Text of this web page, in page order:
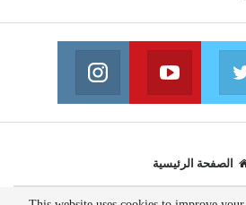
انضم الينا
يوتيوب
انضم الينا
الصفحة الرئيسية